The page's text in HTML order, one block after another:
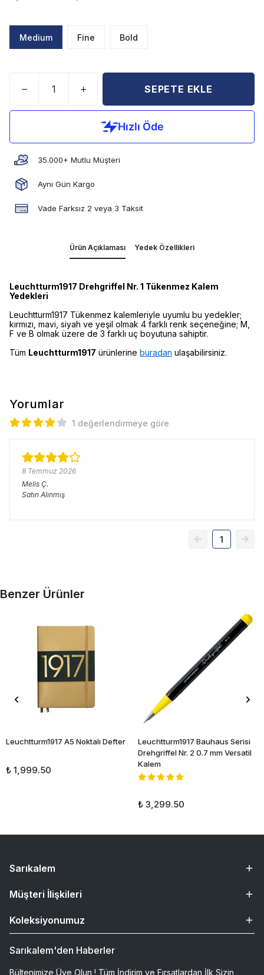
Medium Fine Bold
SEPETE EKLE
35.000+ Mutlu Müşteri
Aynı Gün Kargo
Vade Farksız 2 veya 3 Taksit
Ürün Açıklaması Yedek Özellikleri
Leuchtturm1917 Drehgriffel Nr. 1 Tükenmez Kalem
Yedekleri
Leuchtturm1917 Tükenmez kalemleriyle uyumlu bu yedekler;
kırmızı, mavi, siyah ve yeşil olmak 4 farklı renk seçeneğine; M,
F ve B olmak üzere de 3 farklı uç boyutuna sahiptir.
Tüm Leuchtturm1917 ürünlerine buradan ulaşabilirsiniz.
Yorumlar
1 değerlendirmeye göre
8 Temmuz 2026
Melis Ç.
Satın Alınmış
1
Benzer Ürünler
Leuchtturm1917 A5 Noktalı Defter
₺ 1,999.50
Leuchtturm1917 Bauhaus Serisi
Drehgriffel Nr. 2 0.7 mm Versatil
Kalem
₺ 3,299.50
Sarıkalem
Müşteri İlişkileri
Koleksiyonumuz
Sarıkalem'den Haberler
Bültenimize Üye Olun ! Tüm İndirim ve Fırsatlardan İlk Sizin